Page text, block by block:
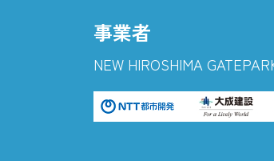
事業者
NEW HIROSHIMA